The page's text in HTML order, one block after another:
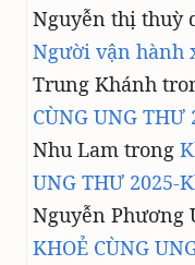
Nguyễn thị thuỳ
Người vận hành
Trung Khánh
CÙNG UNG THƯ
Nhu Lam trong
UNG THƯ 2025-
Nguyễn Phương
KHOẺ CÙNG